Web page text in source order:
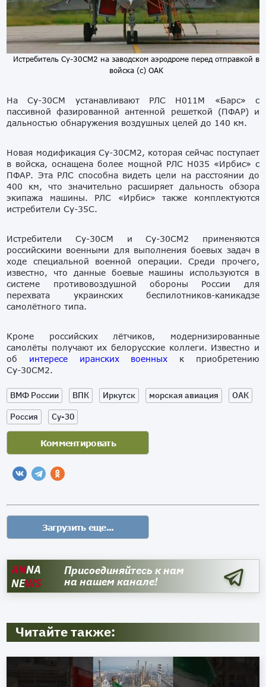
Истребитель Су-30СМ2 на заводском аэродроме перед отправкой в
войска (с) ОАК
На Су-30СМ устанавливают РЛС Н011М «Барс» с
пассивной фазированной антенной решеткой (ПФАР) и
дальностью обнаружения воздушных целей до 140 км.
Новая модификация Су-30СМ2, которая сейчас поступает
в войска, оснащена более мощной РЛС Н035 «Ирбис» с
ПФАР. Эта РЛС способна видеть цели на расстоянии до
400 км, что значительно расширяет дальность обзора
экипажа машины. РЛС «Ирбис» также комплектуются
истребители Су-35С.
Истребители Су-30СМ и Су-30СМ2 применяются
российскими военными для выполнения боевых задач в
ходе специальной военной операции. Среди прочего,
известно, что данные боевые машины используются в
системе противовоздушной обороны России для
перехвата украинских беспилотников-камикадзе
самолётного типа.
Кроме российских лётчиков, модернизированные
самолёты получают их белорусские коллеги. Известно и
об интересе иранских военных к приобретению
Су-30СМ2.
ВМФ России ВПК Иркутск морская авиация
ОАК
Россия
Су-30
ANNA
NEWS
Присоединяйтесь к нам
на нашем канале!
Читайте также: